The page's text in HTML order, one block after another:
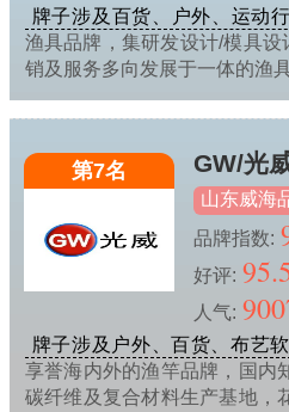
牌子涉及百货、户外、运动
渔具品牌，集研发设计/模具
销及服务多向发展于一体的渔
第7名 GW/光
山东威海
品牌指数:
好评:
人气:
牌子涉及户外、百货、布艺
享誉海内外的渔竿品牌，国内
碳纤维及复合材料生产基地，